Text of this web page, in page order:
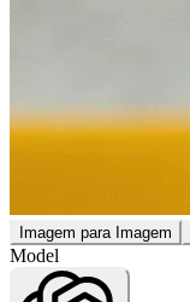
Imagem para Imagem
Model